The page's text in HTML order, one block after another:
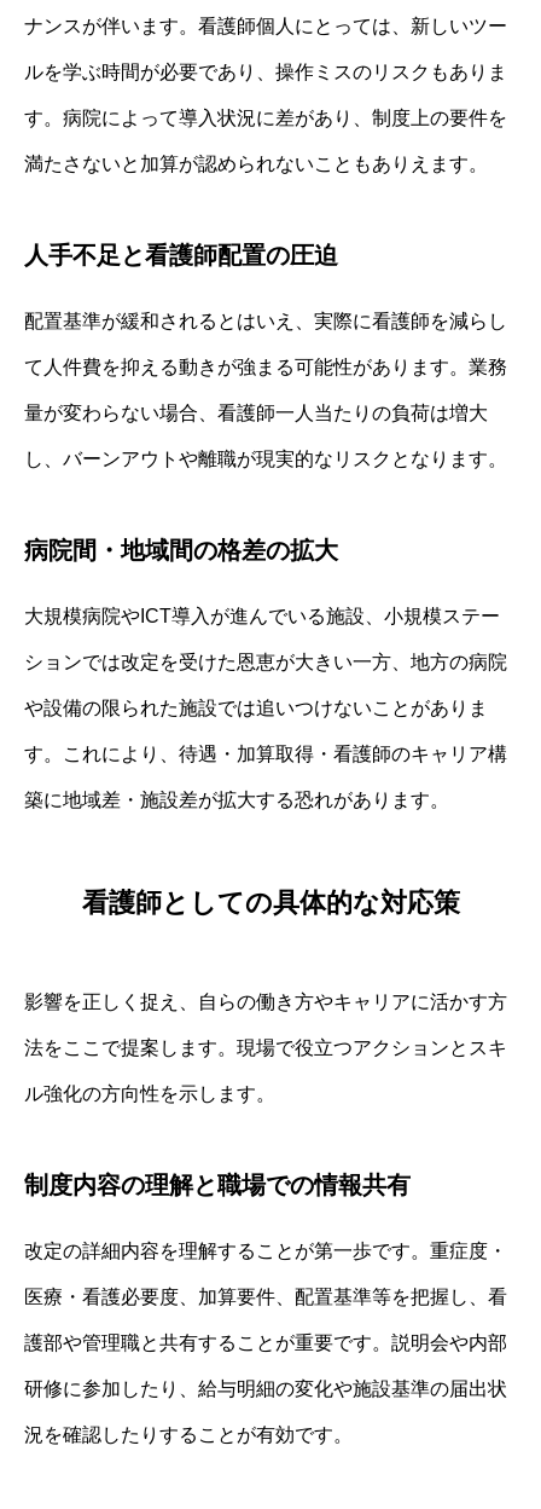
ナンスが伴います。看護師個人にとっては、新しいツー
ルを学ぶ時間が必要であり、操作ミスのリスクもありま
す。病院によって導入状況に差があり、制度上の要件を
満たさないと加算が認められないこともありえます。
人手不足と看護師配置の圧迫
配置基準が緩和されるとはいえ、実際に看護師を減らし
て人件費を抑える動きが強まる可能性があります。業務
量が変わらない場合、看護師一人当たりの負荷は増大
し、バーンアウトや離職が現実的なリスクとなります。
病院間・地域間の格差の拡大
大規模病院やICT導入が進んでいる施設、小規模ステー
ションでは改定を受けた恩恵が大きい一方、地方の病院
や設備の限られた施設では追いつけないことがありま
す。これにより、待遇・加算取得・看護師のキャリア構
築に地域差・施設差が拡大する恐れがあります。
看護師としての具体的な対応策
影響を正しく捉え、自らの働き方やキャリアに活かす方
法をここで提案します。現場で役立つアクションとスキ
ル強化の方向性を示します。
制度内容の理解と職場での情報共有
改定の詳細内容を理解することが第一歩です。重症度・
医療・看護必要度、加算要件、配置基準等を把握し、看
護部や管理職と共有することが重要です。説明会や内部
研修に参加したり、給与明細の変化や施設基準の届出状
況を確認したりすることが有効です。